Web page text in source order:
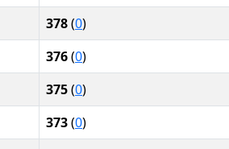
378(0)
376(0)
375(0)
373(0)